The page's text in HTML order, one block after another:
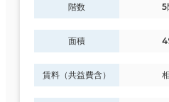
階数 5
面積
賃料（共益費含）
階数
1階